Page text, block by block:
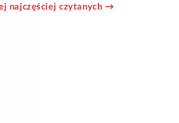
najczęściej czytanych →